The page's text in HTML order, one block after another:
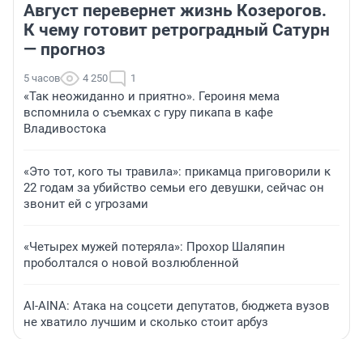
Август перевернет жизнь Козерогов.
К чему готовит ретроградный Сатурн
— прогноз
5 часов 4 250 1
«Так неожиданно и приятно». Героиня мема
вспомнила о съемках с гуру пикапа в кафе
Владивостока
«Это тот, кого ты травила»: прикамца приговорили к
22 годам за убийство семьи его девушки, сейчас он
звонит ей с угрозами
«Четырех мужей потеряла»: Прохор Шаляпин
проболтался о новой возлюбленной
AI-AINA: Атака на соцсети депутатов, бюджета вузов
не хватило лучшим и сколько стоит арбуз